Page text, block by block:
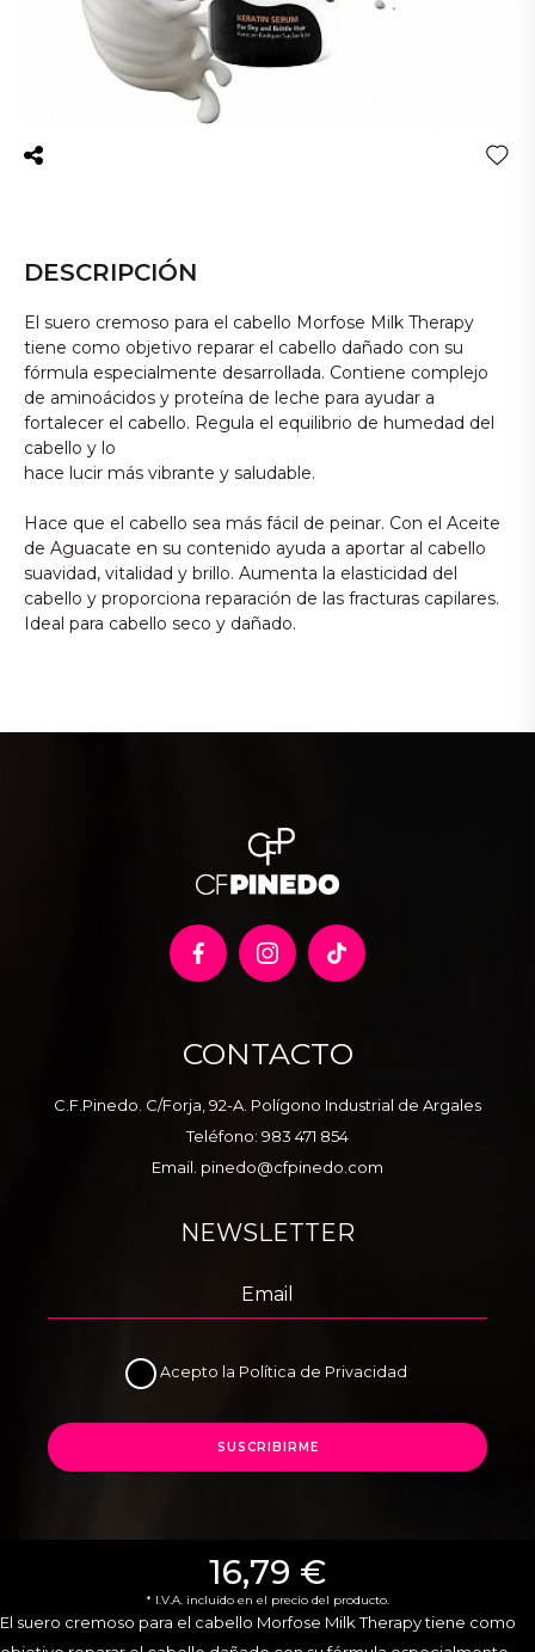
16,79 €
* I.V.A. incluido en el precio del producto.
El suero cremoso para el cabello Morfose Milk Therapy tiene como
DESCRIPCIÓN
El suero cremoso para el cabello Morfose Milk Therapy
tiene como objetivo reparar el cabello dañado con su
fórmula especialmente desarrollada. Contiene complejo
de aminoácidos y proteína de leche para ayudar a
fortalecer el cabello. Regula el equilibrio de humedad del
cabello y lo
hace lucir más vibrante y saludable.
Hace que el cabello sea más fácil de peinar. Con el Aceite
de Aguacate en su contenido ayuda a aportar al cabello
suavidad, vitalidad y brillo. Aumenta la elasticidad del
cabello y proporciona reparación de las fracturas capilares.
Ideal para cabello seco y dañado.
CONTACTO
C.F.Pinedo. C/Forja, 92-A. Polígono Industrial de Argales
Teléfono: 983 471 854
Email. pinedo@cfpinedo.com
NEWSLETTER
Acepto la Política de Privacidad
SUSCRIBIRME